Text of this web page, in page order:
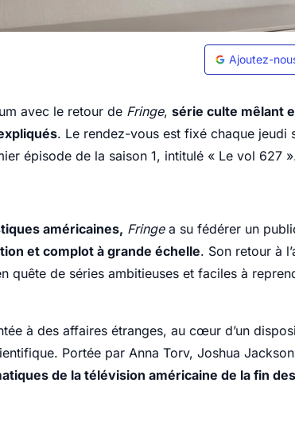
Ajoutez-
avec le retour de Fringe, série culte mêlant
. Le rendez-vous est fixé chaque jeudi
épisode de la saison 1, intitulé « Le vol 627
américaines, Fringea su fédérer un
et complot à grande échelle. Son retour à
quête de séries ambitieuses et faciles à
à des affaires étranges, au cœur d’un
Portée par Anna Torv, Joshua
de la télévision américaine de la fin